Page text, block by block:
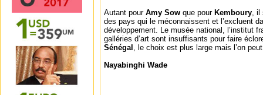
Autant pourAmy Sow que pour Kemboury, il
des pays qui le méconnaissent et l’excluent
développement. Le musée national, l’institut
galléries d’art sont insuffisants pour faire
Sénégal , le choix est plus large mais l’on
Nayabinghi Wade